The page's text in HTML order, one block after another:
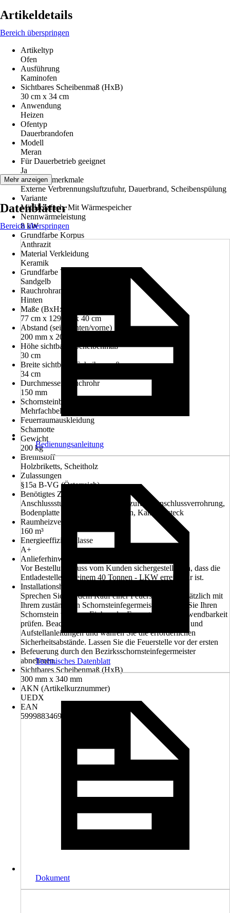
Artikeldetails
Bereich überspringen
Artikeltyp
Ofen
Ausführung
Kaminofen
Sichtbares Scheibenmaß (HxB)
30 cm x 34 cm
Anwendung
Heizen
Ofentyp
Dauerbrandofen
Modell
Meran
Für Dauerbetrieb geeignet
Ja
Leistungsmerkmale
Externe Verbrennungsluftzufuhr, Dauerbrand, Scheibenspülung
Variante
Mit Holzfach, Mit Wärmespeicher
Nennwärmeleistung
8 kW
Grundfarbe Korpus
Anthrazit
Material Verkleidung
Keramik
Grundfarbe Verkleidung
Sandgelb
Rauchrohranschluss
Hinten
Maße (BxHxT)
77 cm x 129 cm x 40 cm
Abstand (seite/hinten/vorne)
200 mm x 200 mm x 800 mm
Höhe sichtbares Scheibenmaß
30 cm
Breite sichtbares Scheibenmaß
34 cm
Durchmesser Rauchrohr
150 mm
Schornsteinbelegung
Mehrfachbelegung
Feuerraumauskleidung
Schamotte
Gewicht
200 kg
Brennstoff
Holzbriketts, Scheitholz
Zulassungen
§15a B-VG (Österreich)
Benötigtes Zubehör
Anschlussstutzen für externe Luftzufuhr, Anschlussverrohrung,
Bodenplatte bei brennbaren Böden, Kaminbesteck
Raumheizvermögen
160 m³
Energieeffizienzklasse
A+
Anlieferhinweis
Vor Bestellung muss vom Kunden sichergestellt sein, dass die
Entladestelle mit einem 40 Tonnen - LKW erreichbar ist.
Installationshinweis
Sprechen Sie vor dem Kauf einer Feuerstelle grundsätzlich mit
Ihrem zuständigen Schornsteinfegermeister. Lassen Sie Ihren
Schornstein vor dem Einbau der Feuerstelle auf Verwendbarkeit
prüfen. Beachten Sie grundsätzlich die Bedienungs- und
Aufstellanleitungen und wahren Sie die erforderlichen
Sicherheitsabstände. Lassen Sie die Feuerstelle vor der ersten
Befeuerung durch den Bezirksschornsteinfegermeister
abnehmen.
Sichtbares Scheibenmaß (HxB)
300 mm x 340 mm
AKN (Artikelkurznummer)
UEDX
EAN
5999883469033
Mehr anzeigen
Datenblätter
Bereich überspringen
Bedienungsanleitung
Technisches Datenblatt
Dokument